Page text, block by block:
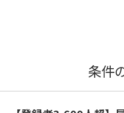
条件